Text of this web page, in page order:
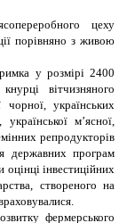
цеху
порівняно з живою
у розмірі 2400
вітчизняного
чорної, українських
м’ясної,
репродукторів
державних програм
інвестиційних
створеного на
фермерського